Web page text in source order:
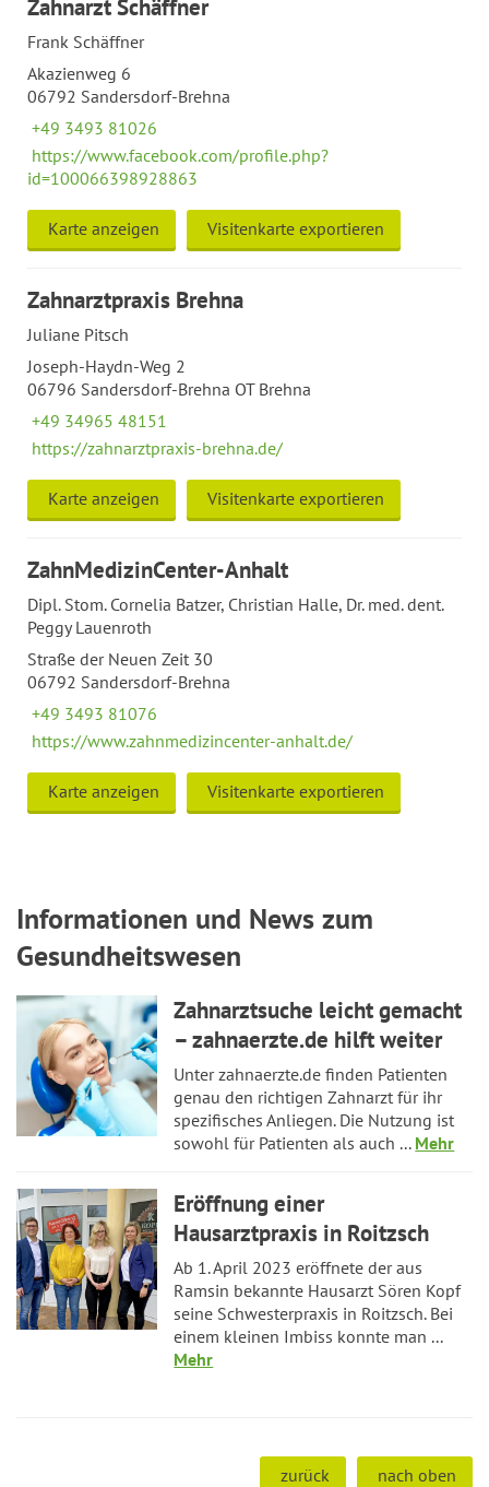
Zahnarzt Schäffner
Frank Schäffner
Akazienweg 6
06792 Sandersdorf-Brehna
+49 3493 81026
https://www.facebook.com/profile.php?
id=100066398928863
Karte anzeigen Visitenkarte exportieren
Zahnarztpraxis Brehna
Juliane Pitsch
Joseph-Haydn-Weg 2
06796 Sandersdorf-Brehna OT Brehna
+49 34965 48151
https://zahnarztpraxis-brehna.de/
Karte anzeigen Visitenkarte exportieren
ZahnMedizinCenter-Anhalt
Dipl. Stom. Cornelia Batzer, Christian Halle, Dr. med. dent.
Peggy Lauenroth
Straße der Neuen Zeit 30
06792 Sandersdorf-Brehna
+49 3493 81076
https://www.zahnmedizincenter-anhalt.de/
Karte anzeigen Visitenkarte exportieren
Informationen und News zum
Gesundheitswesen
Zahnarztsuche leicht gemacht
– zahnaerzte.de hilft weiter
Unter zahnaerzte.de finden Patienten
genau den richtigen Zahnarzt für ihr
spezifisches Anliegen. Die Nutzung ist
sowohl für Patienten als auch ... Mehr
Eröffnung einer
Hausarztpraxis in Roitzsch
Ab 1. April 2023 eröffnete der aus
Ramsin bekannte Hausarzt Sören Kopf
seine Schwesterpraxis in Roitzsch. Bei
einem kleinen Imbiss konnte man ...
Mehr
zurück nach oben